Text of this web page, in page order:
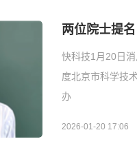
两位院士提
快科技1月20日
度北京市科学技
办
2026-01-20 17:06